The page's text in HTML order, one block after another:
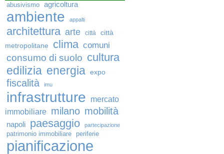
abusivismo agricoltura
ambiente appalti
architettura arte città
città
metropolitane
clima comuni
consumo di suolo cultura
edilizia energia expo
fiscalità imu
infrastrutture
mercato
immobiliare milano mobilità
napoli paesaggio partecipazione
patrimonio immobiliare periferie
pianificazione